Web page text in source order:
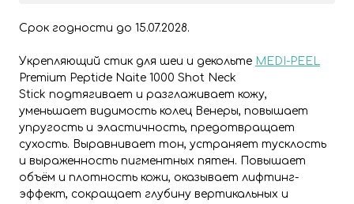
Срок годности до 15.07.2028.
Укрепляющий стик для шеи и декольте MEDI-PEEL
Premium Peptide Naite 1000 Shot Neck
Stick подтягивает и разглаживает кожу,
уменьшает видимость колец Венеры, повышает
упругость и эластичность, предотвращает
сухость. Выравнивает тон, устраняет тусклость
и выраженность пигментных пятен. Повышает
объём и плотность кожи, оказывает лифтинг-
эффект, сокращает глубину вертикальных и